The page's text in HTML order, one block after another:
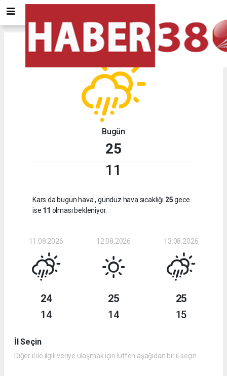
Bugün
25
11
Kars da bugün hava, gündüz hava sıcaklığı 25gece
ise 11 olması bekleniyor.
11.08.2026
24
14
12.08.2026
25
14
13.08.2026
25
15
İl Seçin
Diğer il ile ilgili veriye ulaşmak için lütfen aşağıdan bir il seçin